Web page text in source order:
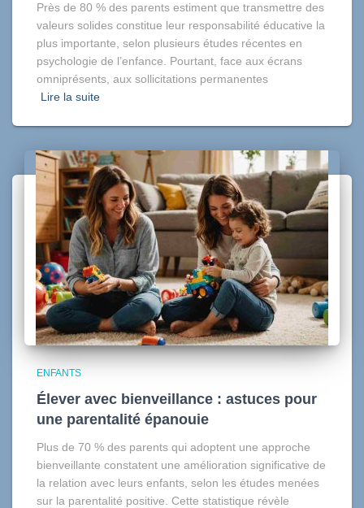
Près de 80 % des parents estiment que transmettre des
valeurs solides constitue leur responsabilité éducative la
plus importante, selon plusieurs études récentes en
psychologie de l’enfance. Pourtant, face aux écrans
omniprésents, aux sollicitations permanentes
Lire la suite
ENFANTS
Élever avec bienveillance : astuces pour
une parentalité épanouie
Plus de 70 % des parents qui adoptent une approche
bienveillante constatent une amélioration significative de
la relation avec leurs enfants, selon les études menées
sur la parentalité positive. Cette statistique révèle